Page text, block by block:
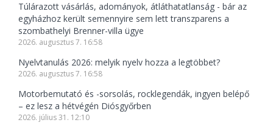
Túlárazott vásárlás, adományok, átláthatatlanság - bár az
egyházhoz került semennyire sem lett transzparens a
szombathelyi Brenner-villa ügye
2026. augusztus 7. 16:58
Nyelvtanulás 2026: melyik nyelv hozza a legtöbbet?
2026. augusztus 7. 16:58
Motorbemutató és -sorsolás, rocklegendák, ingyen belépő
– ez lesz a hétvégén Diósgyőrben
2026. július 31. 12:10